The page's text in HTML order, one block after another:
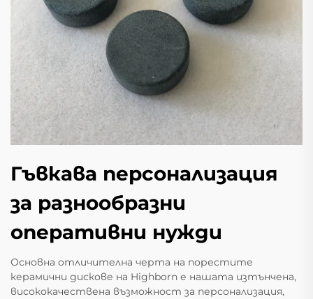
Гъвкава персонализация
за разнообразни
оперативни нужди
Основна отличителна черта на порестите
керамични дискове на Highborn е нашата изтънчена,
висококачествена възможност за персонализация,